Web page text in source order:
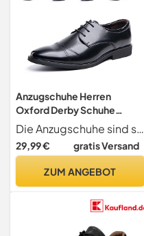
Anzugschuhe Herren
Oxford Derby Schuhe
Brogues Lederschuhe
Hochzeitsschuhe
Schnürhalbschuhe
Schnürschuh 1015 Schwarz
Die Anzugschuhe sind so konzipiert, dass sie zu jedem Smoking oder formellen Outfit passen. Ihr polierter Look sorgt dafür, dass Sie auf jeder Hochzeitsfeier oder formellen Veranstaltung elegant aussehen und hervorstechen.
29,99 € gratis Versand
ZUM ANGEBOT